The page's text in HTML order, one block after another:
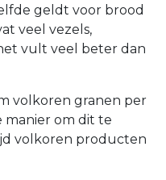
geldt voor brood
veel vezels,
vult veel beter dan
volkoren granen per
manier om dit te
volkoren producten